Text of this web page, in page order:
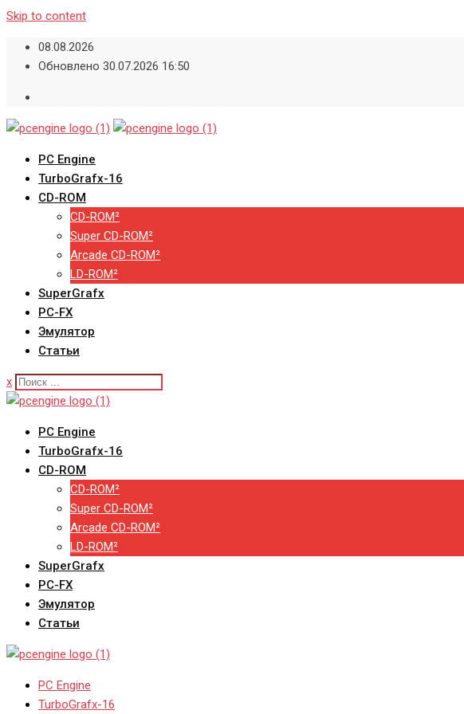
Skip to content
08.08.2026
Обновлено 30.07.2026 16:50
PC Engine
TurboGrafx-16
CD-ROM
CD-ROM²
Super CD-ROM²
Arcade CD-ROM²
LD-ROM²
SuperGrafx
PC-FX
Эмулятор
Статьи
x
PC Engine
TurboGrafx-16
CD-ROM
CD-ROM²
Super CD-ROM²
Arcade CD-ROM²
LD-ROM²
SuperGrafx
PC-FX
Эмулятор
Статьи
PC Engine
TurboGrafx-16